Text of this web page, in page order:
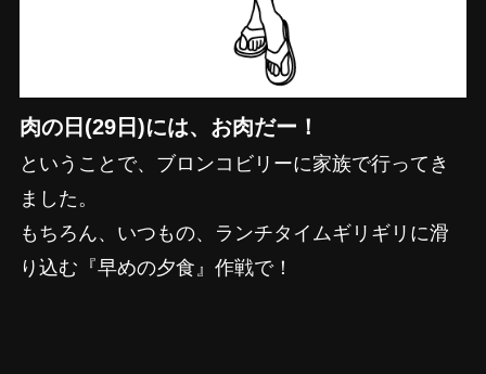
肉の日(29日)には、お肉だー！
ということで、ブロンコビリーに家族で行ってき
ました。
もちろん、いつもの、ランチタイムギリギリに滑
り込む『早めの夕食』作戦で！